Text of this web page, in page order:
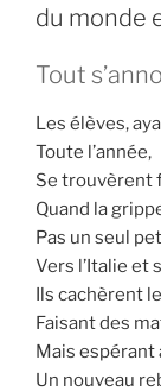
du monde
Tout
Les élèves,
Toute l’année,
Se trouvèrent
Quand la
Pas un seul
Vers l’Italie et
Ils cachèrent
Faisant des
Mais
Un nouveau